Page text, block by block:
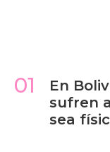
01
En
sufren
sea